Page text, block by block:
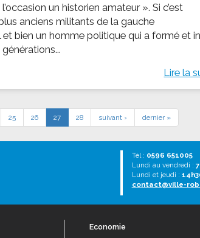
un historien amateur ». Si c’est
anciens militants de la gauche
et bien un homme politique qui a formé et
Lire la
25 26 27 28 suivant › dernier »
Tél : 0596 651005
Lundi au vendredi :
Lundi et jeudi :
contact@ville-
Economie